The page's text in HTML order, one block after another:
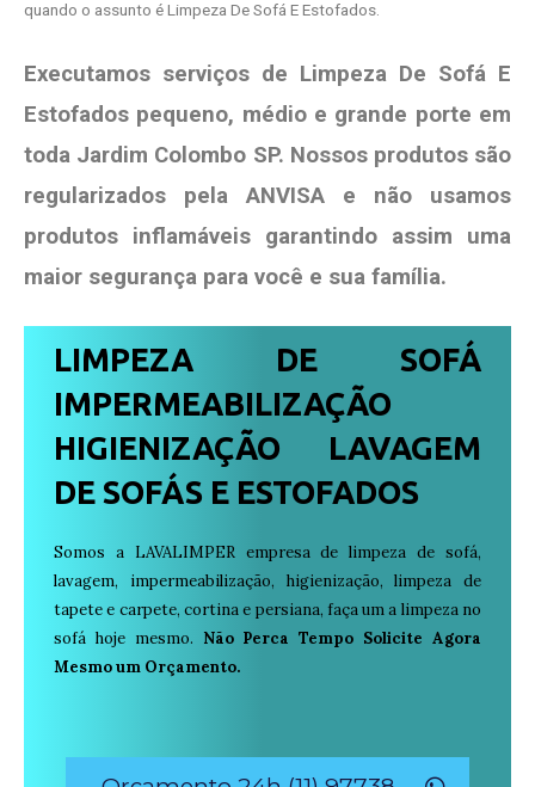
quando o assunto é Limpeza De Sofá E Estofados.
Executamos serviços de Limpeza De Sofá E
Estofados pequeno, médio e grande porte em
toda Jardim Colombo SP. Nossos produtos são
regularizados pela ANVISA e não usamos
produtos inflamáveis garantindo assim uma
maior segurança para você e sua família.
LIMPEZA DE SOFÁ
IMPERMEABILIZAÇÃO
HIGIENIZAÇÃO LAVAGEM
DE SOFÁS E ESTOFADOS
Somos a LAVALIMPER empresa de limpeza de sofá,
lavagem, impermeabilização, higienização, limpeza de
tapete e carpete, cortina e persiana, faça um a limpeza no
sofá hoje mesmo. Não Perca Tempo Solicite Agora
Mesmo um Orçamento.